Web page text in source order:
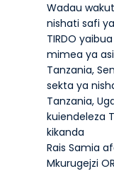
Wadau
nishati safi
TIRDO
mimea ya
Tanzania,
sekta ya
Tanzania,
kuiendeleza
kikanda
Rais Samia
Mkurugejzi